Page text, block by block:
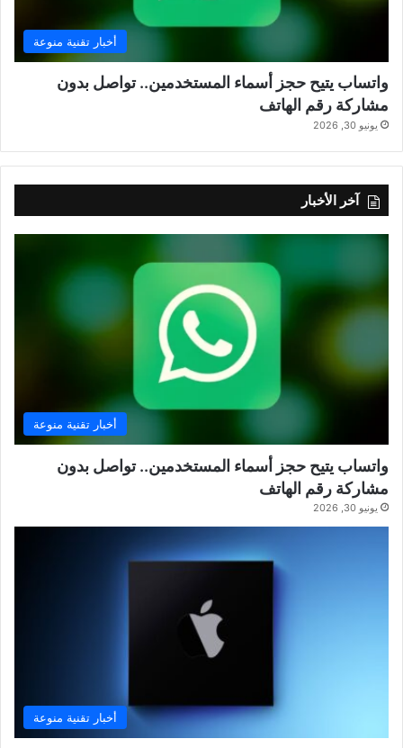
أخبار تقنية منوعة
واتساب يتيح حجز أسماء المستخدمين.. تواصل بدون
مشاركة رقم الهاتف
يونيو 30, 2026
آخر الأخبار
أخبار تقنية منوعة
واتساب يتيح حجز أسماء المستخدمين.. تواصل بدون
مشاركة رقم الهاتف
يونيو 30, 2026
أخبار تقنية منوعة